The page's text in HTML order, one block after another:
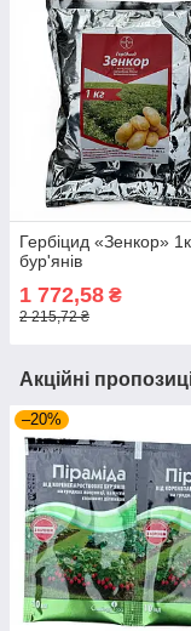
Гербіцид «Зенкор»
бур'янів
1 772,58 ₴
2 215,72 ₴
Акційні
–20%